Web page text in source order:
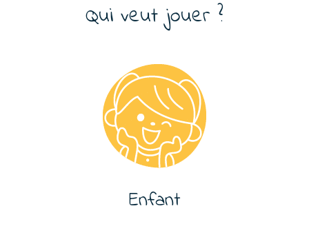
Qui veut jouer ?
Enfant